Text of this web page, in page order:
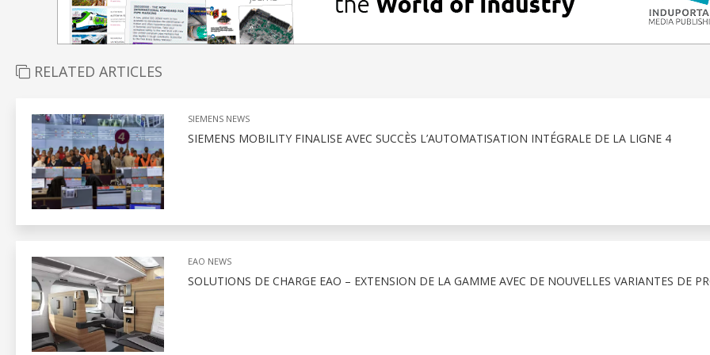
RELATED ARTICLES
SIEMENS NEWS
SIEMENS MOBILITY FINALISE AVEC SUCCÈS L’AUTOMATISATION INTÉGRALE DE LA LIGNE 4
EAO NEWS
SOLUTIONS DE CHARGE EAO – EXTENSION DE LA GAMME AVEC DE NOUVELLES VARIANTES DE